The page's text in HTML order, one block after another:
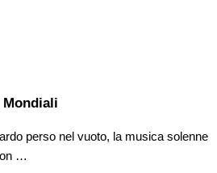
perso nel vuoto, la musica solenne
…